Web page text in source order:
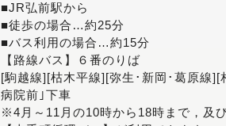
■JR弘前駅から
■徒歩の場合…約25分
■バス利用の場合…約15分
【路線バス】６番のりば
[駒越線][枯木平線][弥生･新岡･葛原線
病院前｣下車
※4月～11月の10時から18時まで，及